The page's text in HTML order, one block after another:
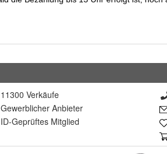
11300 Verkäufe
Gewerblicher Anbieter
ID-Geprüftes Mitglied